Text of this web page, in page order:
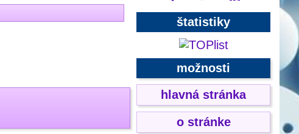
štatistiky
možnosti
hlavná stránka
o stránke